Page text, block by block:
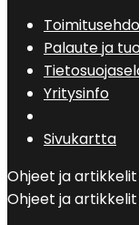
Palaute ja
Yritysinfo
Sivukartta
Ohjeet ja artikkelit
Ohjeet ja artikkelit